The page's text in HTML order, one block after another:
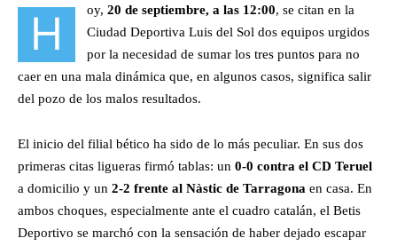
H oy, 20 de septiembre, a las 12:00, se citan en la
Ciudad Deportiva Luis del Sol dos equipos urgidos
por la necesidad de sumar los tres puntos para no
caer en una mala dinámica que, en algunos casos, significa salir
del pozo de los malos resultados.
El inicio del filial bético ha sido de lo más peculiar. En sus dos
primeras citas ligueras firmó tablas: un 0-0 contra el CD Teruel
a domicilio y un 2-2 frente al Nàstic de Tarragona en casa. En
ambos choques, especialmente ante el cuadro catalán, el Betis
Deportivo se marchó con la sensación de haber dejado escapar